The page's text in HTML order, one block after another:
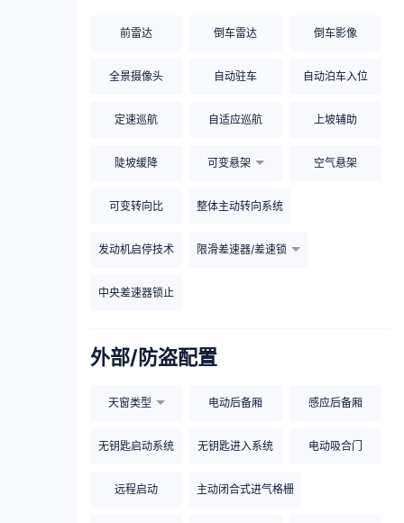
前雷达 倒车雷达 倒车影像
全景摄像头 自动驻车 自动泊车入位
定速巡航 自适应巡航 上坡辅助
陡坡缓降 可变悬架 空气悬架
可变转向比 整体主动转向系统
发动机启停技术 限滑差速器/差速锁
中央差速器锁止
外部/防盗配置
天窗类型 电动后备厢 感应后备厢
无钥匙启动系统 无钥匙进入系统 电动吸合门
远程启动 主动闭合式进气格栅